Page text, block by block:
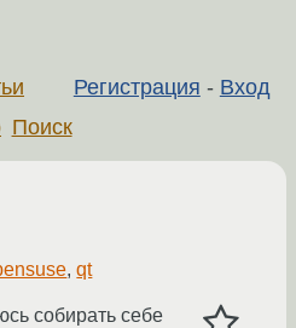
Регистрация - Вход
Поиск
,qt
собирать себе